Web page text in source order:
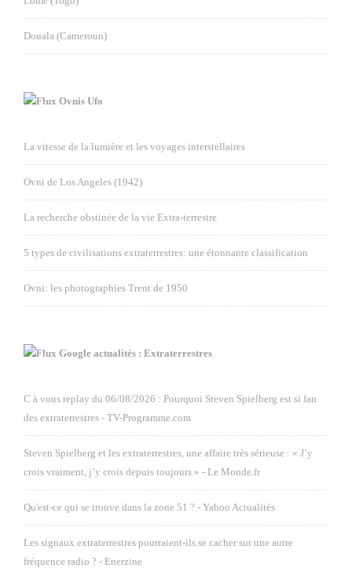
Douala (Cameroun)
Ovnis Ufo
La vitesse de la lumière et les voyages interstellaires
Ovni de Los Angeles (1942)
La recherche obstinée de la vie Extra-terrestre
5 types de civilisations extraterrestres: une étonnante classification
Ovni: les photographies Trent de 1950
Google actualités : Extraterrestres
C à vous replay du 06/08/2026 : Pourquoi Steven Spielberg est si fan
des extraterrestres - TV-Programme.com
Steven Spielberg et les extraterrestres, une affaire très sérieuse : « J’y
crois vraiment, j’y crois depuis toujours » - Le Monde.fr
Qu'est-ce qui se trouve dans la zone 51 ? - Yahoo Actualités
Les signaux extraterrestres pourraient-ils se cacher sur une autre
fréquence radio ? - Enerzine